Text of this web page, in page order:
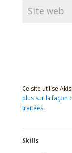
Ce site utilise
plus sur la façon
traitées.
Skills